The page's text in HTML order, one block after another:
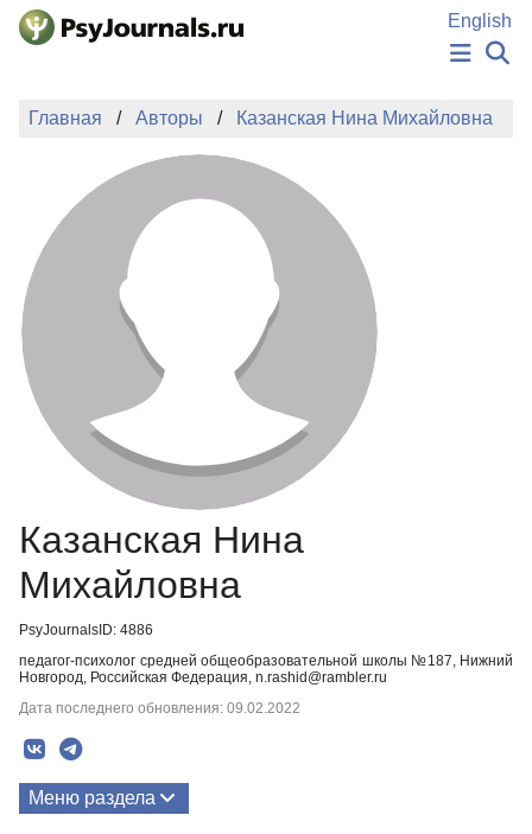
Перейти к основному содержанию
English
НОВОСТИ
АВТОРЫ
ПОДАТЬ РУКОПИСЬ
БАЗА ЗНАНИЙ
КЛЮЧЕВЫЕ СЛОВА
Регистрация
Главная Авторы Казанская Нина Михайловна
Казанская Нина
Михайловна
PsyJournalsID: 4886
педагог-психолог средней общеобразовательной школы №187, Нижний
Новгород, Российская Федерация, n.rashid@rambler.ru
Дата последнего обновления: 09.02.2022
Меню раздела